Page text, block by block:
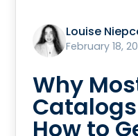
Louise
February 18,
Why
How to